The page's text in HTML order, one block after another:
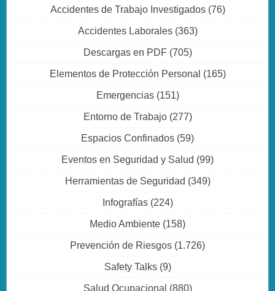
Accidentes de Trabajo Investigados(76)
Accidentes Laborales(363)
Descargas en PDF(705)
Elementos de Protección Personal (165)
Emergencias(151)
Entorno de Trabajo(277)
Espacios Confinados (59)
Eventos en Seguridad y Salud (99)
Herramientas de Seguridad (349)
Infografías(224)
Medio Ambiente (158)
Prevención de Riesgos (1.726)
Safety Talks(9)
Salud Ocupacional (880)